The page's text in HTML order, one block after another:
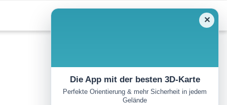
✕
Die App mit der besten 3D-Karte
Perfekte Orientierung & mehr Sicherheit in jedem
Gelände